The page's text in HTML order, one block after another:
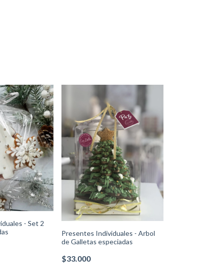
- Set 2
Presentes Individuales - Arbol
de Galletas especiadas
$33.000